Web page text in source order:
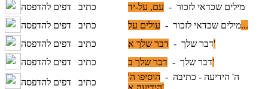
דפים להדפסה
כתיב מילים שכדאי לזכור - עם, על-יד
דפים להדפסה
כתיב מילים שכדאי לזכור -עולים על...
דפים להדפסה
כתיב דבר שלך -דבר שלך א'
דפים להדפסה
כתיב דבר שלך -דבר שלך ב'
דפים להדפסה
כתיב
ה' הידיעה - כתיבה - הוסיפו ה'